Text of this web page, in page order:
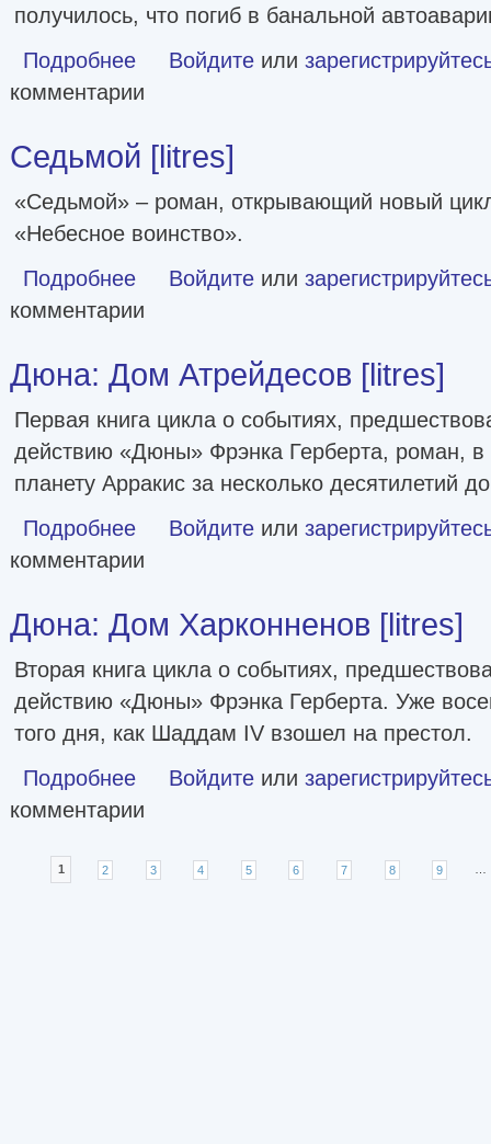
получилось, что погиб в банальной
Подробнее о Кровь Архов. Книга первая [СИ]
Войдите или
комментарии
Седьмой [litres]
«Седьмой» – роман, открывающий новый
«Небесное воинство».
Подробнее о Седьмой [litres]
Войдите или
комментарии
Дюна: Дом Атрейдесов [litres]
Первая книга цикла о событиях,
действию «Дюны» Фрэнка Герберта, роман,
планету Арракис за несколько десятилетий
Подробнее о Дюна: Дом Атрейдесов [litres]
Войдите или
комментарии
Дюна: Дом Харконненов [litres]
Вторая книга цикла о событиях,
действию «Дюны» Фрэнка Герберта. Уже
того дня, как Шаддам IV взошел на престол.
Подробнее о Дюна: Дом Харконненов [litres]
Войдите или
комментарии
Страницы
1 2 3 4 5 6 7 8 9 …